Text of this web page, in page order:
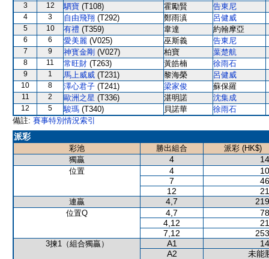
3 12 駟寶 (T108) 霍勵賢 告東尼
4 3 自由飛翔 (T292) 鄭雨滇 呂健威
5 10 有禮 (T359) 韋達 約翰摩亞
6 6 愛美麗 (V025) 巫斯義 告東尼
7 9 神寳金剛 (V027) 柏寶 葉楚航
8 11 常旺財 (T263) 黃皓楠 徐雨石
9 1 馬上威威 (T231) 黎海榮 呂健威
10 8 澤心君子 (T241) 梁家俊 蘇保羅
11 2 歐洲之星 (T336) 湛明諾 沈集成
12 5 駿瑪 (T340) 貝諾華
徐雨石
備註: 賽事特別情況索引
派彩
彩池 勝出組合
派彩 (HK$)
獨贏
4
位置 4
7
12
連贏 4,7
位置Q 4,7
4,12
7,12
3揀1（組合獨贏） A1
A2
未能